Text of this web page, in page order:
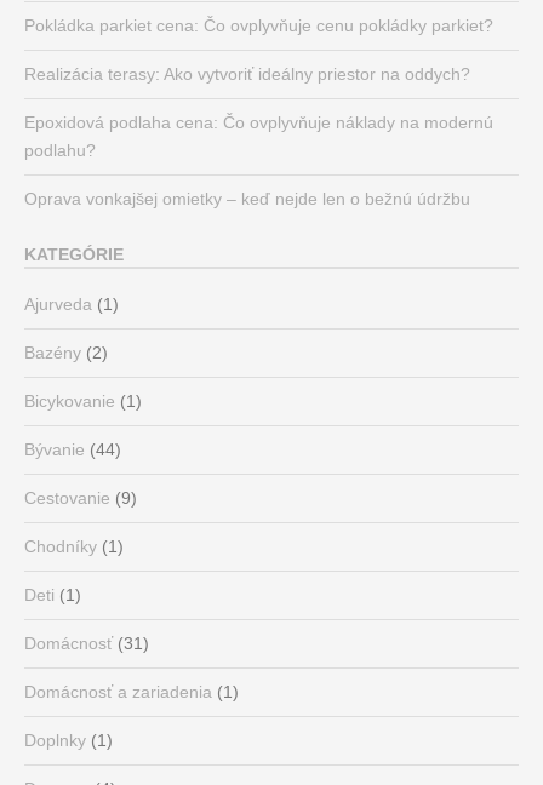
Pokládka parkiet cena: Čo ovplyvňuje cenu pokládky parkiet?
Realizácia terasy: Ako vytvoriť ideálny priestor na oddych?
Epoxidová podlaha cena: Čo ovplyvňuje náklady na modernú
podlahu?
Oprava vonkajšej omietky – keď nejde len o bežnú údržbu
KATEGÓRIE
Ajurveda (1)
Bazény (2)
Bicykovanie (1)
Bývanie (44)
Cestovanie (9)
Chodníky (1)
Deti (1)
Domácnosť(31)
Domácnosť a zariadenia (1)
Doplnky (1)